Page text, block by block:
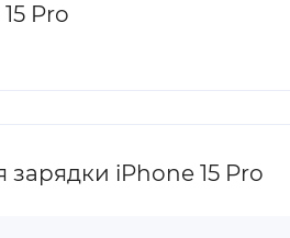
Pro
iPhone 15 Pro